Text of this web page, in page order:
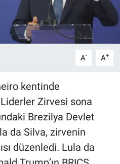
A- A+
kentinde
Zirvesi sona
Brezilya Devlet
da Silva, zirvenin
düzenledi. Lula da